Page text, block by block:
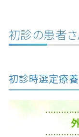
初診の患者
初診時選定療